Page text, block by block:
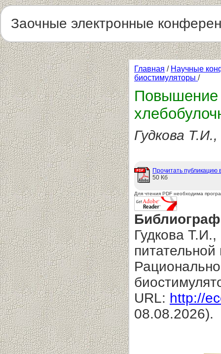
Заочные электронные
Главная / Научные
биостимуляторы /
Повышение
Гудкова
Прочитать публикацию
50 Кб
Для чтения PDF необходима
Гудкова
URL: http://
08.08.2026).